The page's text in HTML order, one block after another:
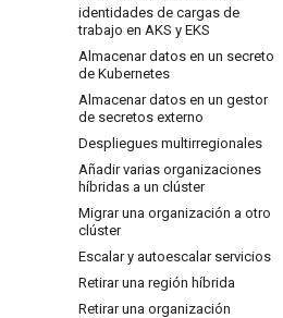
identidades de cargas de
trabajo en AKS y EKS
Almacenar datos en un secreto
de Kubernetes
Almacenar datos en un gestor
de secretos externo
Despliegues multirregionales
Añadir varias organizaciones
híbridas a un clúster
Migrar una organización a otro
clúster
Escalar y autoescalar servicios
Retirar una región híbrida
Retirar una organización